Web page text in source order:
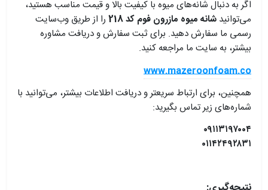
اگر به دنبال شانه‌های میوه با کیفیت بالا و قیمت مناسب هستید،
می‌توانید شانه میوه مازرون فوم کد 218
را از طریق وب‌سایت
رسمی ما سفارش دهید. برای ثبت سفارش و دریافت مشاوره
بیشتر، به سایت ما مراجعه کنید.
www.mazeroonfoam.co
همچنین، برای ارتباط سریعتر و دریافت اطلاعات بیشتر، می‌توانید با
شماره‌های زیر تماس بگیرید:
۰۹۱۱۳۱۹۷۰۰۴
۰۱۱۴۲۴۹۲۸۳۱